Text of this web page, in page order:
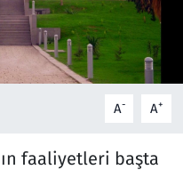
A- A+
faaliyetleri başta